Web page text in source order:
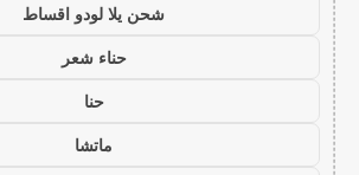
شحن يلا لودو اقساط
حناء شعر
حنا
ماتشا